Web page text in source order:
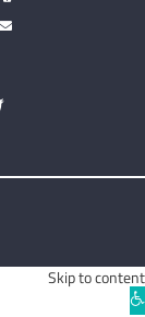
Skip to content
Open